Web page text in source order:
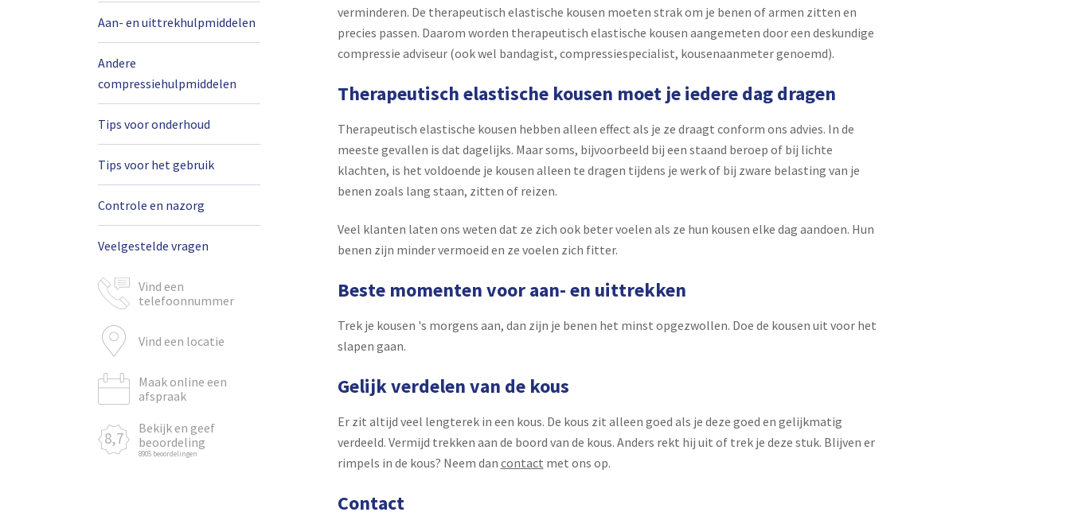
Aan- en uittrekhulpmiddelen
Andere
compressiehulpmiddelen
Tips voor onderhoud
Tips voor het gebruik
Controle en nazorg
Veelgestelde vragen
Vind een
telefoonnummer
Vind een locatie
Maak online een
afspraak
8,7
Bekijk en geef
beoordeling
8905 beoordelingen
verminderen. De therapeutisch elastische kousen moeten strak om je benen of armen zitten en
precies passen. Daarom worden therapeutisch elastische kousen aangemeten door een deskundige
compressie adviseur (ook wel bandagist, compressiespecialist, kousenaanmeter genoemd).
Therapeutisch elastische kousen moet je iedere dag dragen
Therapeutisch elastische kousen hebben alleen effect als je ze draagt conform ons advies. In de
meeste gevallen is dat dagelijks. Maar soms, bijvoorbeeld bij een staand beroep of bij lichte
klachten, is het voldoende je kousen alleen te dragen tijdens je werk of bij zware belasting van je
benen zoals lang staan, zitten of reizen.
Veel klanten laten ons weten dat ze zich ook beter voelen als ze hun kousen elke dag aandoen. Hun
benen zijn minder vermoeid en ze voelen zich fitter.
Beste momenten voor aan- en uittrekken
Trek je kousen 's morgens aan, dan zijn je benen het minst opgezwollen. Doe de kousen uit voor het
slapen gaan.
Gelijk verdelen van de kous
Er zit altijd veel lengterek in een kous. De kous zit alleen goed als je deze goed en gelijkmatig
verdeeld. Vermijd trekken aan de boord van de kous. Anders rekt hij uit of trek je deze stuk. Blijven er
rimpels in de kous? Neem dan contact met ons op.
Contact